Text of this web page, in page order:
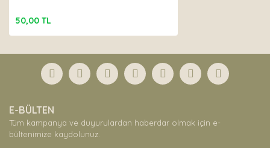
50,00 TL
E-BÜLTEN
Tüm kampanya ve duyurulardan haberdar olmak için e-
bültenimize kaydolunuz.